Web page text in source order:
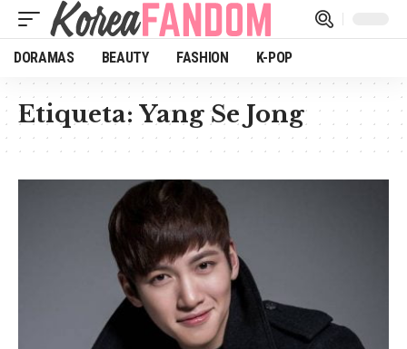
DORAMAS BEAUTY FASHION K-POP
Etiqueta: Yang Se Jong